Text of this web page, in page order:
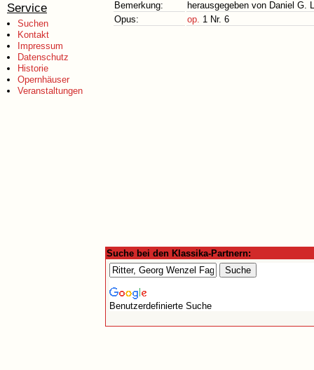
Service
Suchen
Kontakt
Impressum
Datenschutz
Historie
Opernhäuser
Veranstaltungen
Bemerkung:
herausgegeben von Daniel G.
Opus:
op. 1 Nr. 6
Suche bei den Klassika-Partnern:
Benutzerdefinierte Suche